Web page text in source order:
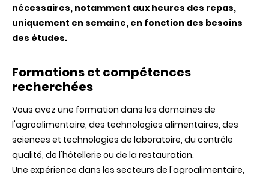
nécessaires, notamment aux heures des repas,
uniquement en semaine, en fonction des besoins
des études.
Formations et compétences
recherchées
Vous avez une formation dans les domaines de
l'agroalimentaire, des technologies alimentaires, des
sciences et technologies de laboratoire, du contrôle
qualité, de l'hôtellerie ou de la restauration.
Une expérience dans les secteurs de l'agroalimentaire,